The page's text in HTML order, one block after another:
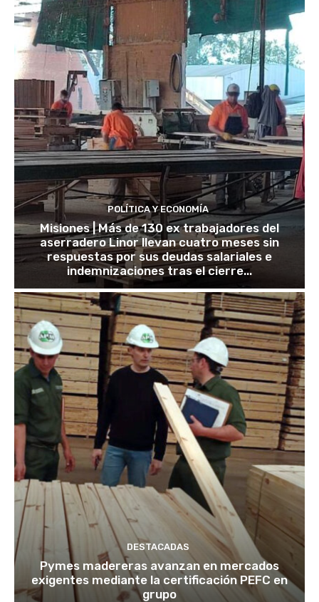
POLÍTICA Y ECONOMÍA
Misiones | Más de 130 ex trabajadores del
aserradero Linor llevan cuatro meses sin
respuestas por sus deudas salariales e
indemnizaciones tras el cierre...
DESTACADAS
Pymes madereras avanzan en mercados
exigentes mediante la certificación PEFC en
grupo